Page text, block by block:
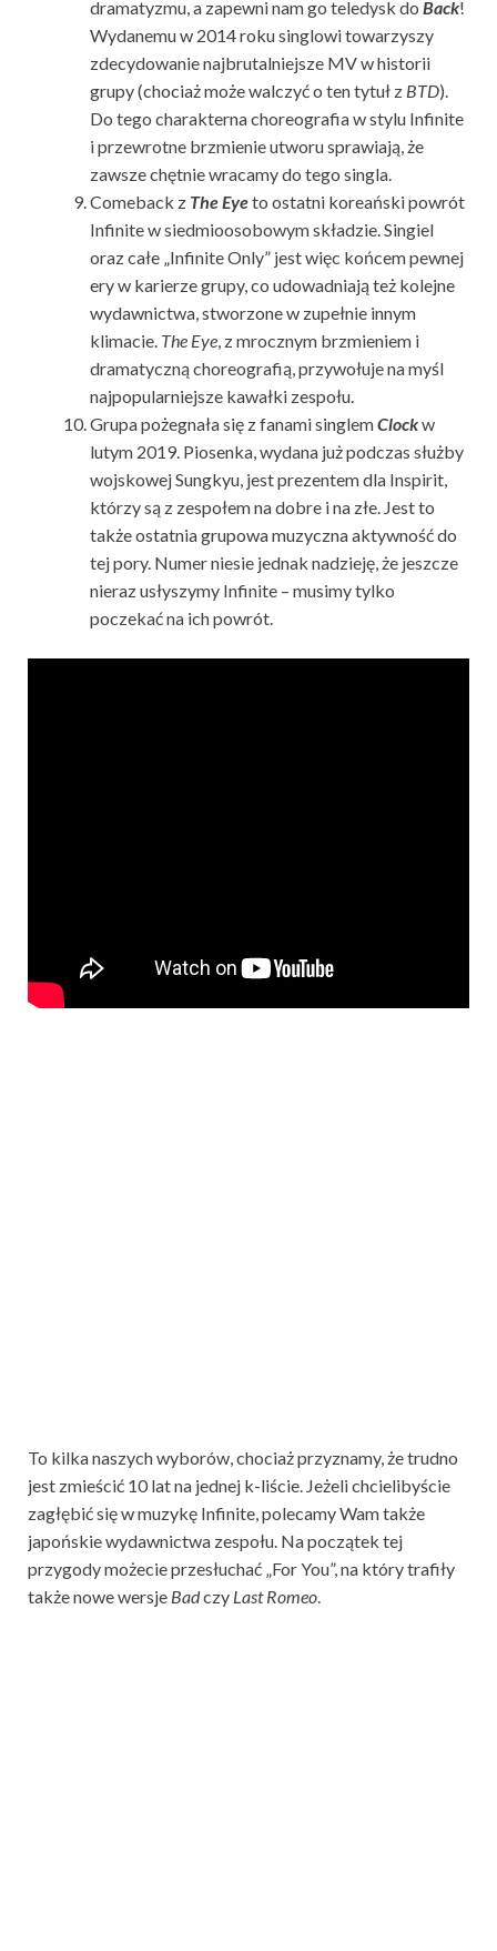
dramatyzmu, a zapewni nam go teledysk do Back!
Wydanemu w 2014 roku singlowi towarzyszy
zdecydowanie najbrutalniejsze MV w historii
grupy (chociaż może walczyć o ten tytuł z BTD).
Do tego charakterna choreografia w stylu Infinite
i przewrotne brzmienie utworu sprawiają, że
zawsze chętnie wracamy do tego singla.
Comeback z The Eyeto ostatni koreański powrót
Infinite w siedmioosobowym składzie. Singiel
oraz całe „Infinite Only” jest więc końcem pewnej
ery w karierze grupy, co udowadniają też kolejne
wydawnictwa, stworzone w zupełnie innym
klimacie. The Eye, z mrocznym brzmieniem i
dramatyczną choreografią, przywołuje na myśl
najpopularniejsze kawałki zespołu.
Grupa pożegnała się z fanami singlemClockw
lutym 2019. Piosenka, wydana już podczas służby
wojskowej Sungkyu, jest prezentem dla Inspirit,
którzy są z zespołem na dobre i na złe. Jest to
także ostatnia grupowa muzyczna aktywność do
tej pory. Numer niesie jednak nadzieję, że jeszcze
nieraz usłyszymy Infinite – musimy tylko
poczekać na ich powrót.
To kilka naszych wyborów, chociaż przyznamy, że trudno
jest zmieścić 10 lat na jednej k-liście. Jeżeli chcielibyście
zagłębić się w muzykę Infinite, polecamy Wam także
japońskie wydawnictwa zespołu. Na początek tej
przygody możecie przesłuchać „For You”, na który trafiły
także nowe wersje Badczy Last Romeo.